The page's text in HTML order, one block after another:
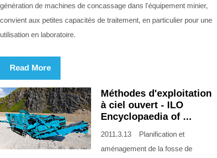
génération de machines de concassage dans l'équipement minier,
convient aux petites capacités de traitement, en particulier pour une
utilisation en laboratoire.
Read More
Méthodes d'exploitation
à ciel ouvert - ILO
Encyclopaedia of ...
2011.3.13 Planification et
aménagement de la fosse de